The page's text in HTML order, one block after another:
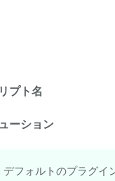
プト名
ーション
デフォルトのプラグイ